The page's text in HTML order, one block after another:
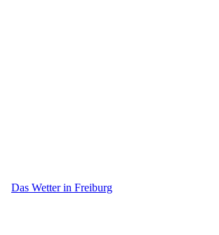
Das Wetter in Freiburg